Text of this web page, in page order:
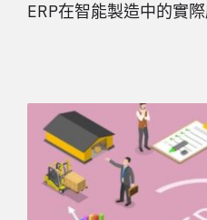
ERP在智能製造中的實